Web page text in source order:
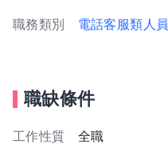
職務類別 電話客服類人員
職缺條件
工作性質 全職